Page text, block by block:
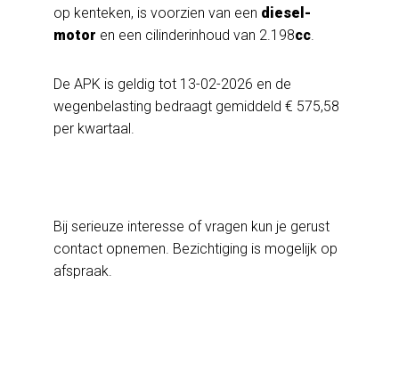
op kenteken, is voorzien van een diesel-
motor en een cilinderinhoud van 2.198cc
De APK is geldig tot 13-02-2026 en de
wegenbelasting bedraagt gemiddeld € 575,58
per kwartaal.
Bij serieuze interesse of vragen kun je gerust
contact opnemen. Bezichtiging is mogelijk op
afspraak.